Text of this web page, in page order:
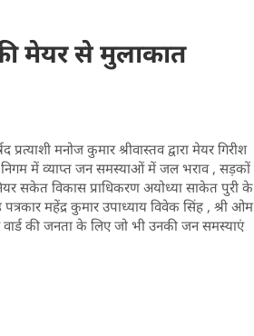
मेयर से मुलाकात
मनोज कुमार श्रीवास्तव द्वारा मेयर गिरीश
निगम में व्याप्त जन समस्याओं में जल भराव , सड़कों
सकेत विकास प्राधिकरण अयोध्या साकेत पुरी के
पत्रकार महेंद्र कुमार उपाध्याय विवेक सिंह , श्री ओम
वार्ड की जनता के लिए जो भी उनकी जन समस्याएं